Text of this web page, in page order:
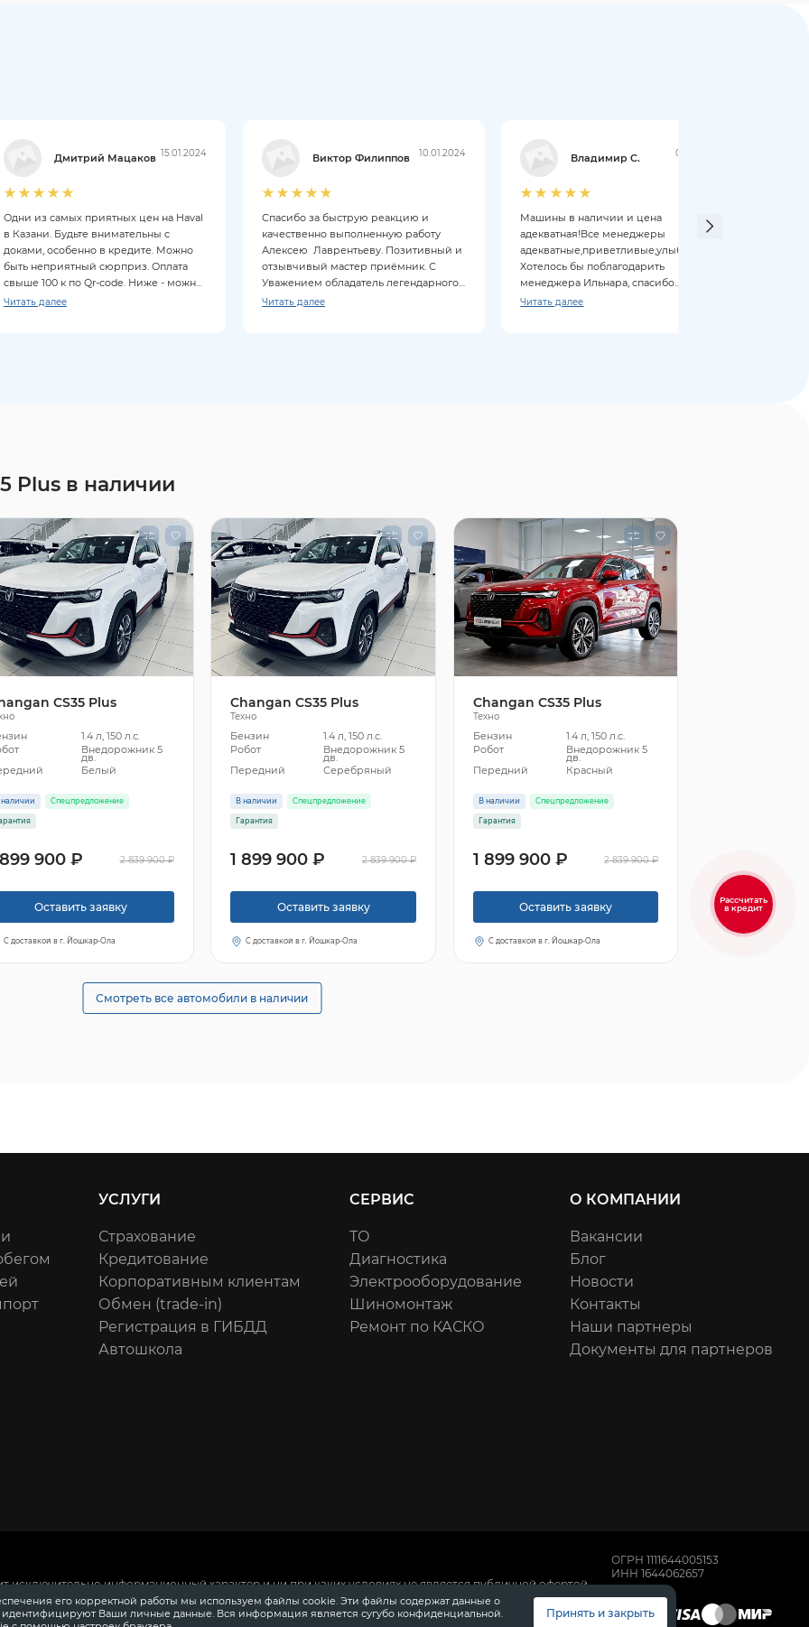
Дмитрий Мацаков 15.01.2024
Одни из самых приятных цен на Haval
в Казани. Будьте внимательны с
доками, особенно в кредите. Можно
быть неприятный сюрприз. Оплата
свыше 100 к по Qr-code. Ниже - можно
картой. Из минусов: нет бесплатной
Читать далее
Виктор Филиппов 10.01.2024
Спасибо за быструю реакцию и
качественно выполненную работу
Алексею Лаврентьеву. Позитивный и
отзывчивый мастер приёмник. С
Уважением обладатель легендарного
автомобиля Haval Jolion
Читать далее
Владимир С. 09.01.2024
Машины в наличии и цена
адекватная!Все менеджеры
адекватные,приветливые,улыбчивые!
Хотелось бы поблагодарить
менеджера Ильнара, спасибо
отличную работу!Приобрели Чери
Читать далее
Plus в наличии
CS35 Plus
1.4 л, 150 л.с.
Внедорожник 5
дв.
Белый
наличии Спецпредложение
900 ₽ 2 839 900 ₽
Оставить заявку
С доставкой в г. Йошкар-Ола
Changan CS35 Plus
Техно
Бензин
1.4 л, 150 л.с.
Робот
Внедорожник 5
дв.
Передний
Серебряный
В наличии Спецпредложение
Гарантия
1 899 900 ₽ 2 839 900 ₽
Оставить заявку
С доставкой в г. Йошкар-Ола
Changan CS35 Plus
Техно
Бензин
1.4 л, 150 л.с.
Робот
Внедорожник 5
дв.
Передний
Красный
В наличии Спецпредложение
Гарантия
1 899 900 ₽ 2 839 900 ₽
Оставить заявку
С доставкой в г. Йошкар-Ола
Смотреть все автомобили в наличии
УСЛУГИ
Страхование
Кредитование
Корпоративным клиентам
Обмен (trade-in)
Регистрация в ГИБДД
Автошкола
СЕРВИС
ТО
Диагностика
Электрооборудование
Шиномонтаж
Ремонт по КАСКО
О КОМПАНИИ
Вакансии
Блог
Новости
Контакты
Наши партнеры
Документы для партнеров
информационный характер и ни при каких условиях не является публичной офертой,
Федерации.Для получения подробной информации о стоимости автомобилей обращайтесь к
информации о приобретении автомобилей в кредит, страховании, техническом обслуживании и
аксессуарах также обращайтесь к специалистам автосалонов Диалог Авто.
ОГРН 1111644005153
ИНН 1644062657
его корректной работы мы используем файлы cookie. Эти файлы содержат данные о
Ваши личные данные. Вся информация является сугубо конфиденциальной.
Принять и закрыть
Рассчитать
в кредит